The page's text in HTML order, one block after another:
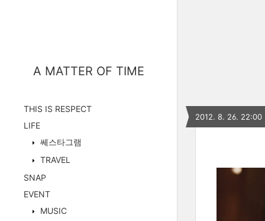
A MATTER OF TIME
THIS IS RESPECT
LIFE
쎄스타그램
TRAVEL
SNAP
EVENT
MUSIC
2012. 8. 26. 22:00